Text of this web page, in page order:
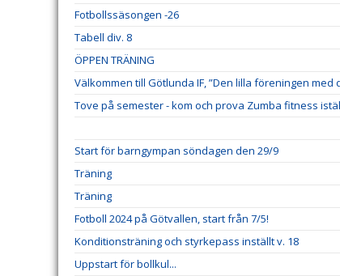
Fotbollssäsongen -26
Tabell div. 8
ÖPPEN TRÄNING
Välkommen till Götlunda IF, ”Den lilla föreningen med
Tove på semester - kom och prova Zumba fitness
Start för barngympan söndagen den 29/9
Träning
Träning
Fotboll 2024 på Götvallen, start från 7/5!
Konditionsträning och styrkepass inställt v. 18
Uppstart för bollkul...